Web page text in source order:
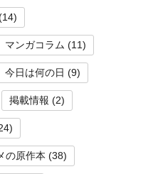
マンガコラム (11)
今日は何の日 (9)
掲載情報 (2)
の原作本 (38)